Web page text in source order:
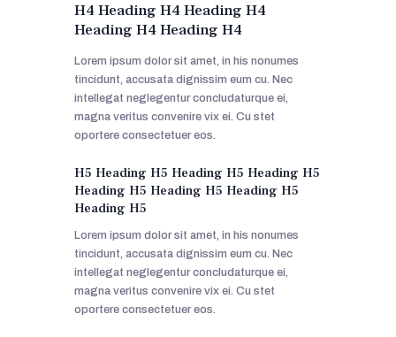
H4 Heading H4 Heading H4
Heading H4 Heading H4
Lorem ipsum dolor sit amet, in his nonumes
tincidunt, accusata dignissim eum cu. Nec
intellegat neglegentur concludaturque ei,
magna veritus convenire vix ei. Cu stet
oportere consectetuer eos.
H5 Heading H5 Heading H5 Heading H5
Heading H5 Heading H5 Heading H5
Heading H5
Lorem ipsum dolor sit amet, in his nonumes
tincidunt, accusata dignissim eum cu. Nec
intellegat neglegentur concludaturque ei,
magna veritus convenire vix ei. Cu stet
oportere consectetuer eos.